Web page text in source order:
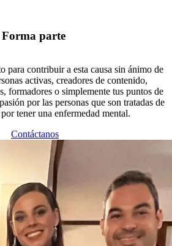
Forma parte
para contribuir a esta causa sin ánimo de
activas, creadores de contenido,
formadores o simplemente tus puntos de
por las personas que son tratadas de
tener una enfermedad mental.
Contáctanos